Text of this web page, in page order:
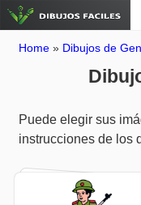
Home » Dibujos de
Puede elegir sus
instrucciones de los